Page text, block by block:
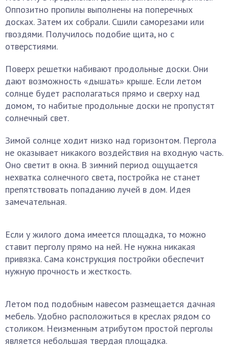
Оппозитно пропилы выполнены на поперечных
досках. Затем их собрали. Сшили саморезами или
гвоздями. Получилось подобие щита, но с
отверстиями.
Поверх решетки набивают продольные доски. Они
дают возможность «дышать» крыше. Если летом
солнце будет располагаться прямо и сверху над
домом, то набитые продольные доски не пропустят
солнечный свет.
Зимой солнце ходит низко над горизонтом. Пергола
не оказывает никакого воздействия на входную часть.
Оно светит в окна. В зимний период ощущается
нехватка солнечного света, постройка не станет
препятствовать попаданию лучей в дом. Идея
замечательная.
Если у жилого дома имеется площадка, то можно
ставит перголу прямо на ней. Не нужна никакая
привязка. Сама конструкция постройки обеспечит
нужную прочность и жесткость.
Летом под подобным навесом размещается дачная
мебель. Удобно расположиться в креслах рядом со
столиком. Неизменным атрибутом простой перголы
является небольшая твердая площадка.